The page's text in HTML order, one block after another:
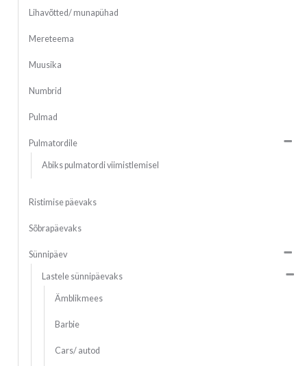
Lihavõtted/ munapühad
Mereteema
Muusika
Numbrid
Pulmad
Pulmatordile
Abiks pulmatordi viimistlemisel
Ristimise päevaks
Sõbrapäevaks
Sünnipäev
Lastele sünnipäevaks
Ämblikmees
Barbie
Cars/ autod